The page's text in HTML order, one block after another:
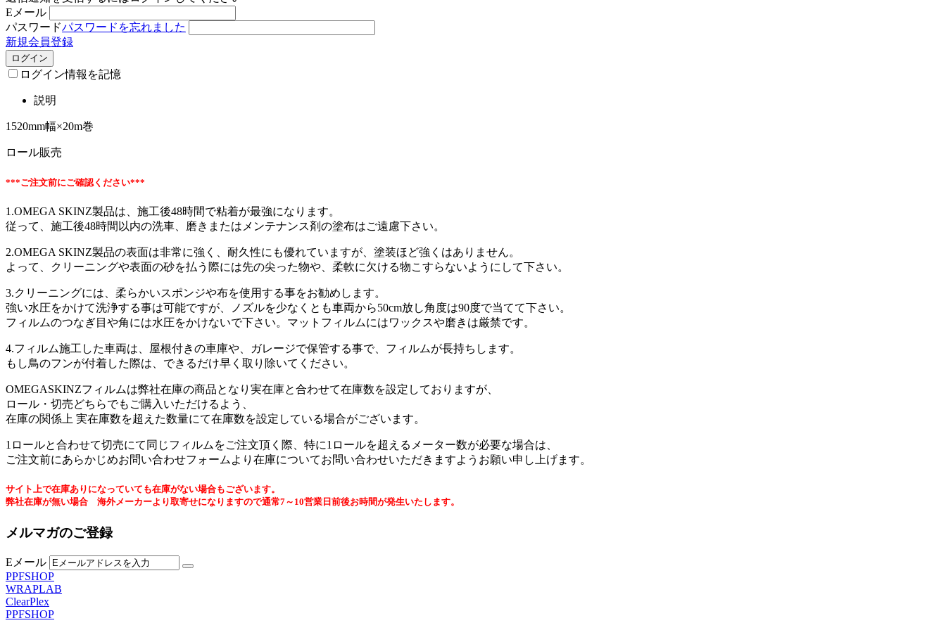
Eメール
パスワードパスワードを忘れました
新規会員登録
ログイン
ログイン情報を記憶
説明
1520mm幅×20m巻
ロール販売
***ご注文前にご確認ください***
1.OMEGA SKINZ製品は、施工後48時間で粘着が最強になります。
従って、施工後48時間以内の洗車、磨きまたはメンテナンス剤の塗布はご遠慮下さい。
2.OMEGA SKINZ製品の表面は非常に強く、耐久性にも優れていますが、塗装ほど強くはありません。
よって、クリーニングや表面の砂を払う際には先の尖った物や、柔軟に欠ける物こすらないようにして下さい。
3.クリーニングには、柔らかいスポンジや布を使用する事をお勧めします。
強い水圧をかけて洗浄する事は可能ですが、ノズルを少なくとも車両から50cm放し角度は90度で当てて下さい。
フィルムのつなぎ目や角には水圧をかけないで下さい。マットフィルムにはワックスや磨きは厳禁です。
4.フィルム施工した車両は、屋根付きの車庫や、ガレージで保管する事で、フィルムが長持ちします。
もし鳥のフンが付着した際は、できるだけ早く取り除いてください。
OMEGASKINZフィルムは弊社在庫の商品となり実在庫と合わせて在庫数を設定しておりますが、
ロール・切売どちらでもご購入いただけるよう、
在庫の関係上 実在庫数を超えた数量にて在庫数を設定している場合がございます。
1ロールと合わせて切売にて同じフィルムをご注文頂く際、特に1ロールを超えるメーター数が必要な場合は、
ご注文前にあらかじめお問い合わせフォームより在庫についてお問い合わせいただきますようお願い申し上げます。
サイト上で在庫ありになっていても在庫がない場合もございます。
弊社在庫が無い場合 海外メーカーより取寄せになりますので通常7～10営業日前後お時間が発生いたします。
メルマガのご登録
Eメール
PPFSHOP
WRAPLAB
ClearPlex
PPFSHOP